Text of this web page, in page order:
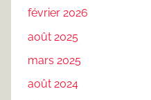
février 2026
août 2025
mars 2025
août 2024